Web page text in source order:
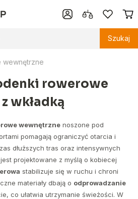
Szukaj
wewnętrzne
rowerowe
wkładką
wewnętrzne noszone pod
pomagają ograniczyć otarcia i
dłuższych tras oraz intensywnych
projektowane z myślą o kobiecej
stabilizuje się w ruchu i chroni
materiały dbają o odprowadzanie
co ułatwia utrzymanie świeżości. W